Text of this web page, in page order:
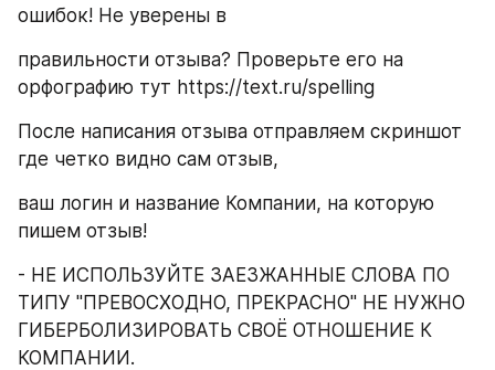
ошибок! Не уверены в
правильности отзыва? Проверьте его на
орфографию тут https://text.ru/spelling
После написания отзыва отправляем скриншот
где четко видно сам отзыв,
ваш логин и название Компании, на которую
пишем отзыв!
- НЕ ИСПОЛЬЗУЙТЕ ЗАЕЗЖАННЫЕ СЛОВА ПО
ТИПУ "ПРЕВОСХОДНО, ПРЕКРАСНО" НЕ НУЖНО
ГИБЕРБОЛИЗИРОВАТЬ СВОЁ ОТНОШЕНИЕ К
КОМПАНИИ.